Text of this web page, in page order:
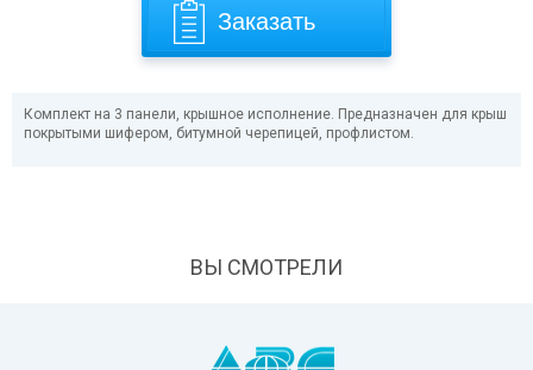
Заказать
Комплект на 3 панели, крышное исполнение. Предназначен для крыш
покрытыми шифером, битумной черепицей, профлистом.
ВЫ СМОТРЕЛИ